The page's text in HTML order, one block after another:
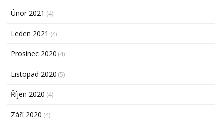
Únor 2021 (4)
Leden 2021 (4)
Prosinec 2020 (4)
Listopad 2020 (5)
Říjen 2020 (4)
Září 2020 (4)